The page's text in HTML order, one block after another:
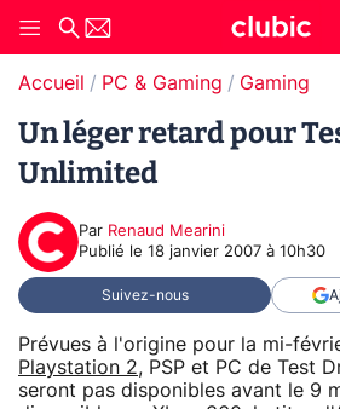
Accueil PC & Gaming Gaming
Un léger retard pour
Unlimited
Par Renaud Mearini
Publié le 18 janvier 2007 à 10h30
Suivez-nous
Prévues à l'origine pour la mi-
Playstation 2, PSP et PC de Test
seront pas disponibles avant le 9